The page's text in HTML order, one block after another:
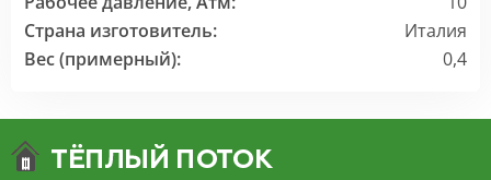
Страна изготовитель:
Италия
Вес (примерный):
0,4